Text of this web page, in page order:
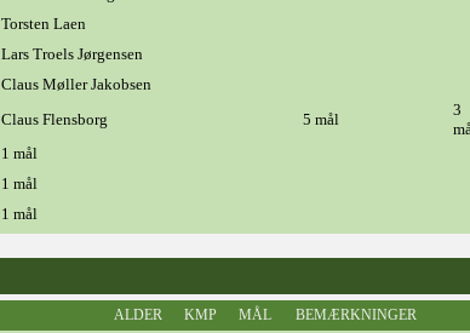
Torsten Laen
Lars Troels Jørgensen
Claus Møller Jakobsen
Claus Flensborg
5 mål
3
1 mål
1 mål
1 mål
ALDER KMP MÅL BEMÆRKNINGER